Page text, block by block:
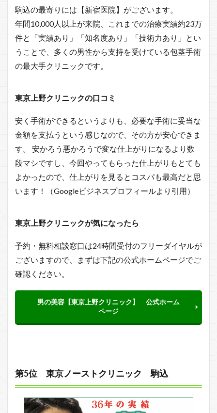
駒込の最寄りには【新宿医院】がございます。
年間10,000人以上が来院、これまでの治療実績約23万
件と「実績あり」「知名度あり」「技術力あり」とい
うことで、多くの男性から支持を受けている包茎手術
の最大手クリニックです。
東京上野クリニックの口コミ
安く手術ができるというよりも、必要な手術に妥当な
金額を支払うという感じなので、その方が安心できま
す。 安かろう悪かろうで変な仕上がりになるより数
段マシですし、今回やってもらった仕上がりもとても
よかったので、仕上がりを見るとコスパも最高だと思
います！（Googleビジネスプロフィールより引用）
東京上野クリニックが気になったら
予約・無料相談窓口は24時間受付のフリーダイヤルが
ございますので、まずは下記の公式ホームページでご
確認ください。
男の美容【東京上野クリニック】 公式ホーム
ページ
第5位 東京ノーストクリニック 駒込